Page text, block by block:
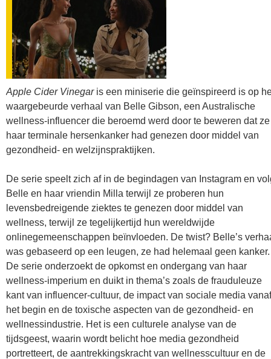
Apple Cider Vinegar is een miniserie die geïnspireerd is op
waargebeurde verhaal van Belle Gibson, een Australische
wellness-influencer die beroemd werd door te beweren dat ze
haar terminale hersenkanker had genezen door middel van
gezondheid- en welzijnspraktijken.
De serie speelt zich af in de begindagen van Instagram en
Belle en haar vriendin Milla terwijl ze proberen hun
levensbedreigende ziektes te genezen door middel van
wellness, terwijl ze tegelijkertijd hun wereldwijde
onlinegemeenschappen beïnvloeden. De twist? Belle’s
was gebaseerd op een leugen, ze had helemaal geen kanker.
De serie onderzoekt de opkomst en ondergang van haar
wellness-imperium en duikt in thema’s zoals de frauduleuze
kant van influencer-cultuur, de impact van sociale media vanaf
het begin en de toxische aspecten van de gezondheid- en
wellnessindustrie. Het is een culturele analyse van de
tijdsgeest, waarin wordt belicht hoe media gezondheid
portretteert, de aantrekkingskracht van wellnesscultuur en de